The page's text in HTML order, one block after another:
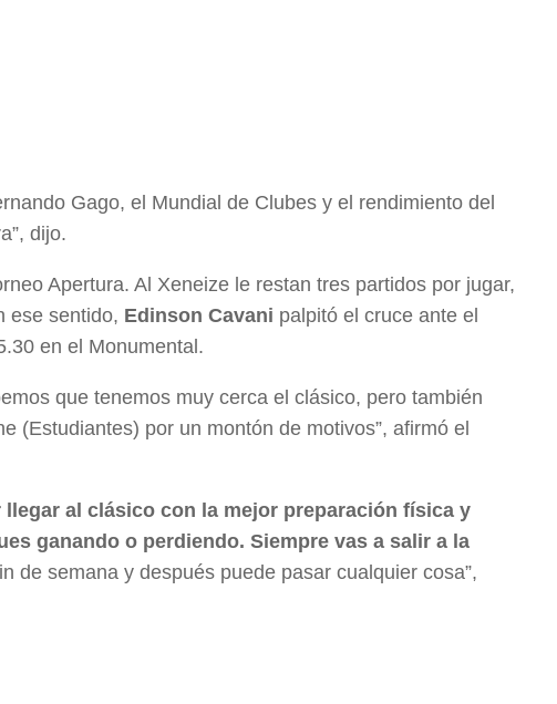
Gago, el Mundial de Clubes y el rendimiento del
dijo.
Apertura. Al Xeneize le restan tres partidos por jugar,
ese sentido, Edinson Cavani palpitó el cruce ante el
en el Monumental.
que tenemos muy cerca el clásico, pero también
(Estudiantes) por un montón de motivos”, afirmó el
al clásico con la mejor preparación física y
ganando o perdiendo. Siempre vas a salir a la
de semana y después puede pasar cualquier cosa”,